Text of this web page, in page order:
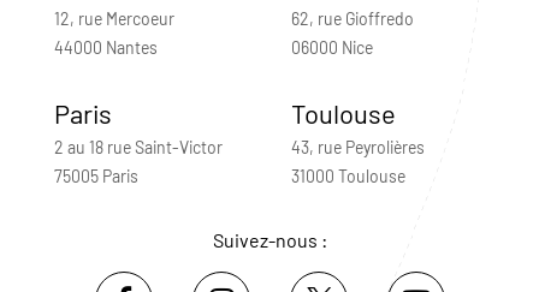
12, rue Mercoeur
44000 Nantes
62, rue Gioffredo
06000 Nice
Paris
2 au 18 rue Saint-Victor
75005 Paris
Toulouse
43, rue Peyrolières
31000 Toulouse
Suivez-nous :